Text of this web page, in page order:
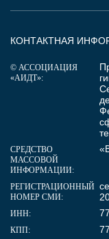
КОНТАКТНАЯ
© АССОЦИАЦИЯ
«АИДТ»:
СРЕДСТВО
МАССОВОЙ
ИНФОРМАЦИИ:
РЕГИСТРАЦИОННЫЙ
НОМЕР СМИ:
ИНН:
КПП: